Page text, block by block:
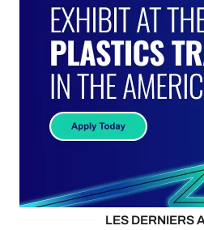
LES DERNIERS